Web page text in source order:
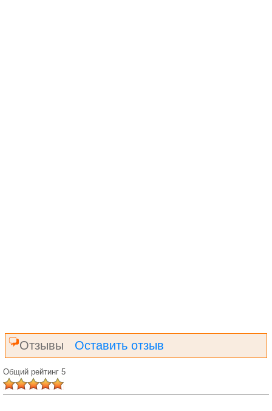
Отзывы Оставить отзыв
Общий рейтинг 5